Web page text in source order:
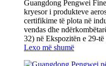
Guangdong Pengwei
kryesor i produkteve
certifikime të plota në
vendas dhe
32‌) në Ekspozitën e 29-
Lexo më shumë